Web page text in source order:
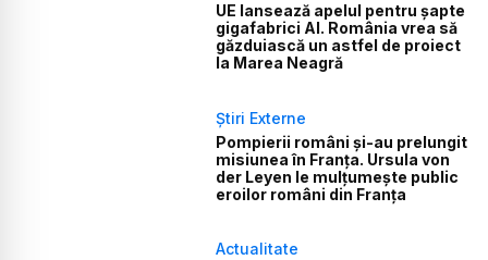
UE lansează apelul pentru șapte
gigafabrici AI. România vrea să
găzduiască un astfel de proiect
la Marea Neagră
Știri Externe
Pompierii români și-au prelungit
misiunea în Franța. Ursula von
der Leyen le mulțumește public
eroilor români din Franța
Actualitate